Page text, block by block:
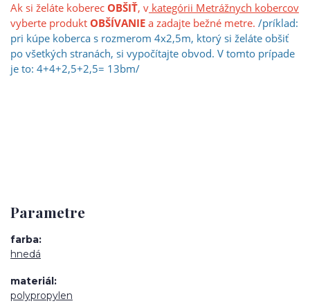
Ak si želáte koberec OBŠIŤ, v kategórii Metrážnych kobercov
vyberte produkt OBŠÍVANIEa zadajte bežné metre. /príklad:
pri kúpe koberca s rozmerom 4x2,5m, ktorý si želáte obšiť
po všetkých stranách, si vypočítajte obvod. V tomto prípade
je to: 4+4+2,5+2,5= 13bm/
Parametre
farba
hnedá
materiál
polypropylen